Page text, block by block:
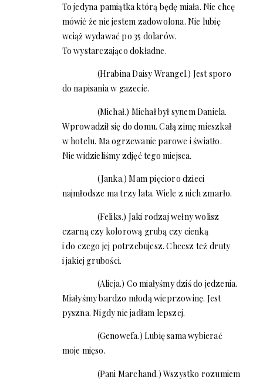
To jedyna pamiątka którą będę miała. Nie chcę
mówić że nie jestem zadowolona. Nie lubię
wciąż wydawać po 35 dolarów.
To wystarczająco dokładne.
(Hrabina Daisy Wrangel.) Jest sporo
do napisania w gazecie.
(Michał.) Michał był synem Daniela.
Wprowadził się do domu. Całą zimę mieszkał
w hotelu. Ma ogrzewanie parowe i światło.
Nie widzieliśmy zdjęć tego miejsca.
(Janka.) Mam pięcioro dzieci
najmłodsze ma trzy lata. Wiele z nich zmarło.
(Feliks.) Jaki rodzaj wełny wolisz
czarną czy kolorową grubą czy cienką
i do czego jej potrzebujesz. Chcesz też druty
i jakiej grubości.
(Alicja.) Co miałyśmy dziś do jedzenia.
Miałyśmy bardzo młodą wieprzowinę. Jest
pyszna. Nigdy nie jadłam lepszej.
(Genowefa.) Lubię sama wybierać
moje mięso.
(Pani Marchand.) Wszystko rozumiem